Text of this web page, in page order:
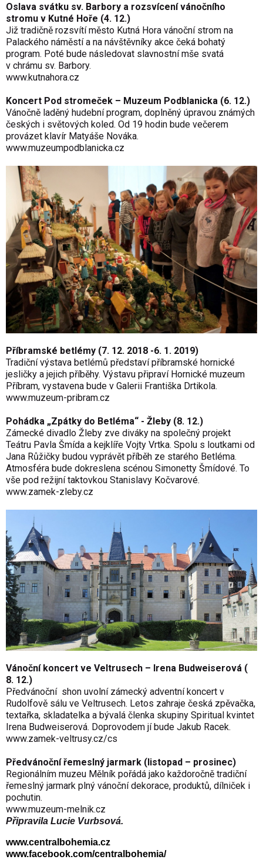
Oslava svátku sv. Barbory a rozsvícení vánočního
stromu v Kutné Hoře (4. 12.)
Již tradičně rozsvítí město Kutná Hora vánoční strom na
Palackého náměstí a na návštěvníky akce čeká bohatý
program. Poté bude následovat slavnostní mše svatá
v chrámu sv. Barbory.
www.kutnahora.cz
Koncert Pod stromeček – Muzeum Podblanicka (6. 12.)
Vánočně laděný hudební program, doplněný úpravou známých
českých i světových koled. Od 19 hodin bude večerem
provázet klavír Matyáše Nováka.
www.muzeumpodblanicka.cz
Příbramské betlémy (7. 12. 2018 -6. 1. 2019)
Tradiční výstava betlémů představí příbramské hornické
jesličky a jejich příběhy. Výstavu připraví Hornické muzeum
Příbram, vystavena bude v Galerii Františka Drtikola.
www.muzeum-pribram.cz
Pohádka „Zpátky do Betléma“ - Žleby (8. 12.)
Zámecké divadlo Žleby zve diváky na společný projekt
Teátru Pavla Šmída a kejklíře Vojty Vrtka. Spolu s loutkami od
Jana Růžičky budou vyprávět příběh ze starého Betléma.
Atmosféra bude dokreslena scénou Simonetty Šmídové. To
vše pod režijní taktovkou Stanislavy Kočvarové.
www.zamek-zleby.cz
Vánoční koncert ve Veltrusech – Irena Budweiserová (
8. 12.)
Předvánoční shon uvolní zámecký adventní koncert v
Rudolfově sálu ve Veltrusech. Letos zahraje česká zpěvačka,
textařka, skladatelka a bývalá členka skupiny Spiritual kvintet
Irena Budweiserová. Doprovodem jí bude Jakub Racek.
www.zamek-veltrusy.cz/cs
Předvánoční řemeslný jarmark (listopad – prosinec)
Regionálním muzeu Mělník pořádá jako každoročně tradiční
řemeslný jarmark plný vánoční dekorace, produktů, dílniček i
pochutin.
www.muzeum-melnik.cz
Připravila Lucie Vurbsová.
www.centralbohemia.cz
www.facebook.com/centralbohemia/